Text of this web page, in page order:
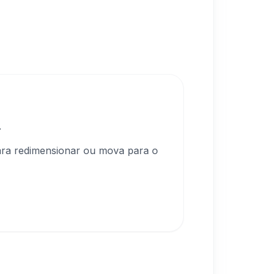
redimensionar ou mova para o